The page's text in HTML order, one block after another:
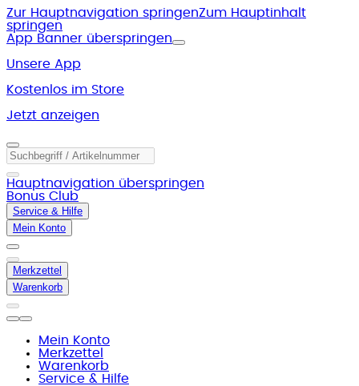
Zur Hauptnavigation springenZum Hauptinhalt
springen
App Banner überspringen
Unsere App
Kostenlos im Store
Jetzt anzeigen
Hauptnavigation überspringen
Bonus Club
Service & Hilfe
Mein Konto
Merkzettel
Warenkorb
Mein Konto
Merkzettel
Warenkorb
Service & Hilfe